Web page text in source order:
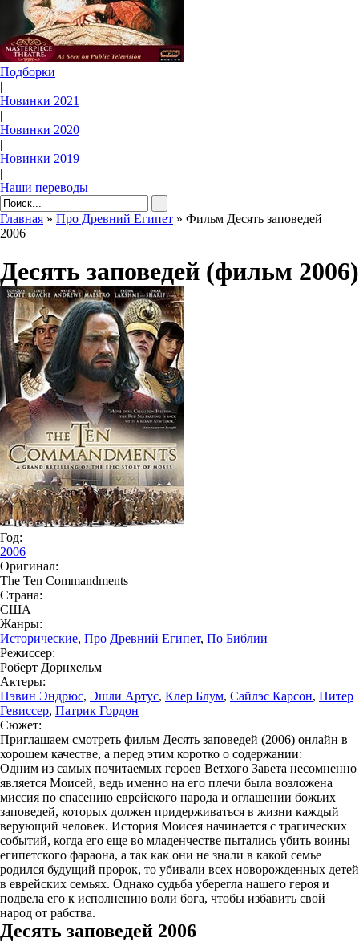
Подборки
|
Новинки 2021
|
Новинки 2020
|
Новинки 2019
|
Наши переводы
Главная » Про Древний Египет » Фильм Десять заповедей
2006
Десять заповедей (фильм 2006)
Год:
2006
Оригинал:
The Ten Commandments
Страна:
США
Жанры:
Исторические, Про Древний Египет, По Библии
Режиссер:
Роберт Дорнхельм
Актеры:
Нэвин Эндрюс, Эшли Артус, Клер Блум, Сайлэс Карсон, Питер
Гевиссер, Патрик Гордон
Сюжет:
Приглашаем смотреть фильм Десять заповедей (2006) онлайн в
хорошем качестве, а перед этим коротко о содержании:
Одним из самых почитаемых героев Ветхого Завета несомненно
является Моисей, ведь именно на его плечи была возложена
миссия по спасению еврейского народа и оглашении божьих
заповедей, которых должен придерживаться в жизни каждый
верующий человек. История Моисея начинается с трагических
событий, когда его еще во младенчестве пытались убить воины
египетского фараона, а так как они не знали в какой семье
родился будущий пророк, то убивали всех новорожденных детей
в еврейских семьях. Однако судьба уберегла нашего героя и
подвела его к исполнению воли бога, чтобы избавить свой
народ от рабства.
Десять заповедей 2006